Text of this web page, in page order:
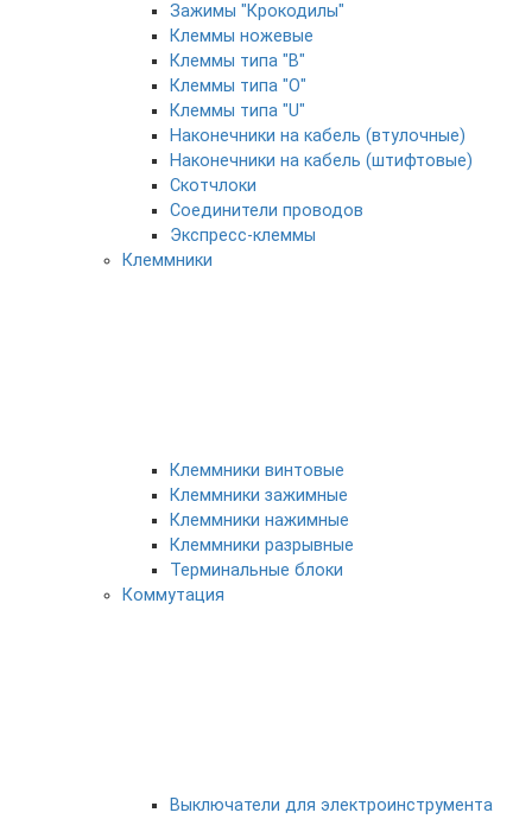
Зажимы "Крокодилы"
Клеммы ножевые
Клеммы типа "B"
Клеммы типа "O"
Клеммы типа "U"
Наконечники на кабель (втулочные)
Наконечники на кабель (штифтовые)
Скотчлоки
Соединители проводов
Экспресс-клеммы
Клеммники
Клеммники винтовые
Клеммники зажимные
Клеммники нажимные
Клеммники разрывные
Терминальные блоки
Коммутация
Выключатели для электроинструмента